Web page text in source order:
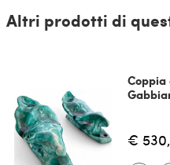
Altri prodotti di
€